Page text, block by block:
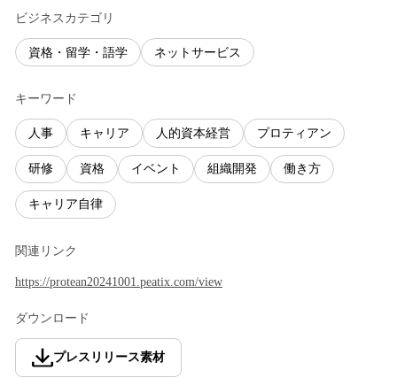
ビジネスカテゴリ
資格・留学・語学 ネットサービス
キーワード
人事 キャリア 人的資本経営 プロティアン
研修 資格 イベント 組織開発 働き方
キャリア自律
関連リンク
https://protean20241001.peatix.com/view
ダウンロード
プレスリリース素材